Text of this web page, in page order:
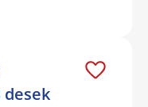
desek